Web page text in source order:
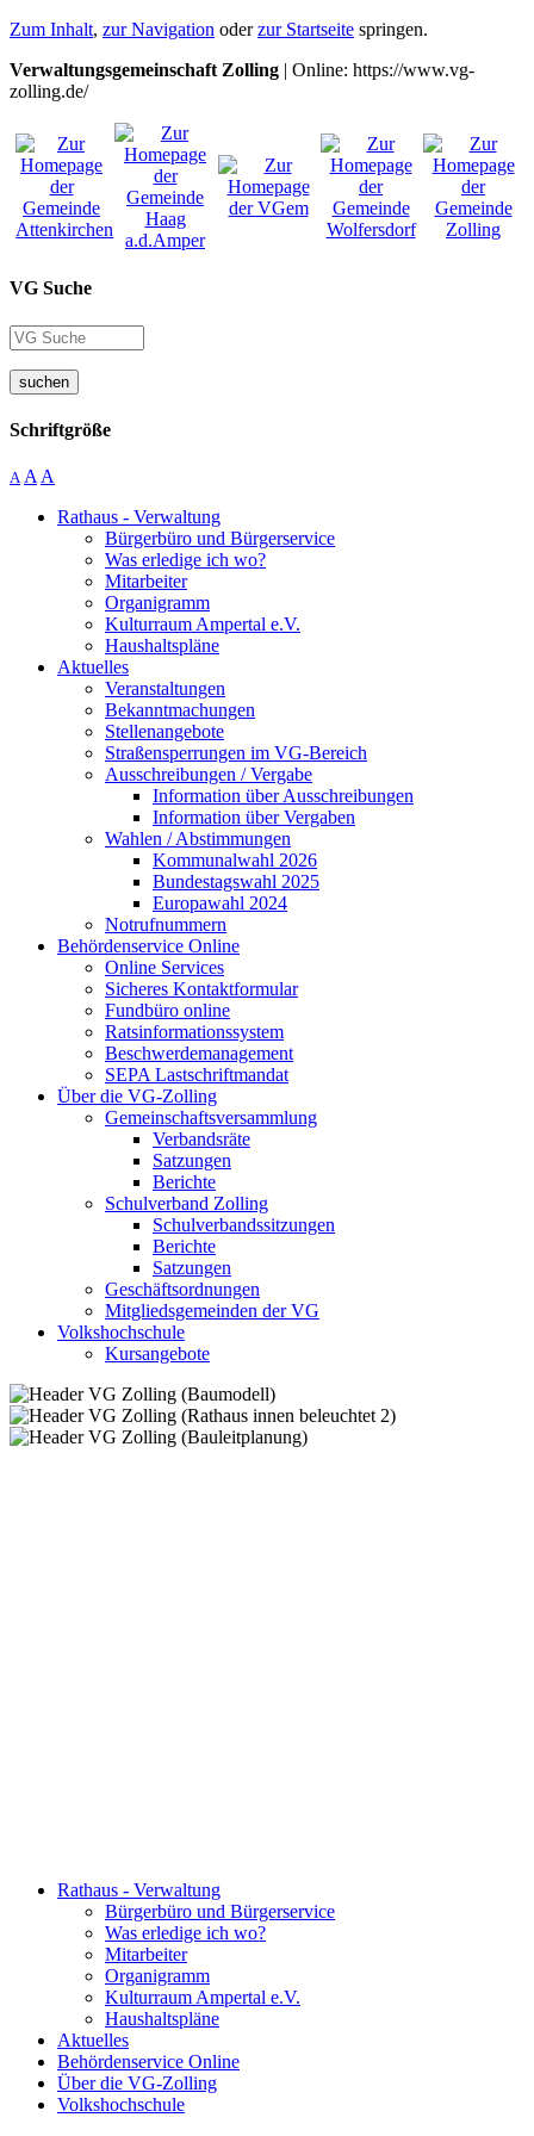
Zum Inhalt, zur Navigation oderzur Startseite springen.
Verwaltungsgemeinschaft Zolling | Online: https://www.vg-
zolling.de/
VG Suche
suchen
Schriftgröße
A A A
Rathaus - Verwaltung
Bürgerbüro und Bürgerservice
Was erledige ich wo?
Mitarbeiter
Organigramm
Kulturraum Ampertal e.V.
Haushaltspläne
Aktuelles
Veranstaltungen
Bekanntmachungen
Stellenangebote
Straßensperrungen im VG-Bereich
Ausschreibungen / Vergabe
Information über Ausschreibungen
Information über Vergaben
Wahlen / Abstimmungen
Kommunalwahl 2026
Bundestagswahl 2025
Europawahl 2024
Notrufnummern
Behördenservice Online
Online Services
Sicheres Kontaktformular
Fundbüro online
Ratsinformationssystem
Beschwerdemanagement
SEPA Lastschriftmandat
Über die VG-Zolling
Gemeinschaftsversammlung
Verbandsräte
Satzungen
Berichte
Schulverband Zolling
Schulverbandssitzungen
Berichte
Satzungen
Geschäftsordnungen
Mitgliedsgemeinden der VG
Volkshochschule
Kursangebote
Rathaus - Verwaltung
Bürgerbüro und Bürgerservice
Was erledige ich wo?
Mitarbeiter
Organigramm
Kulturraum Ampertal e.V.
Haushaltspläne
Aktuelles
Behördenservice Online
Über die VG-Zolling
Volkshochschule